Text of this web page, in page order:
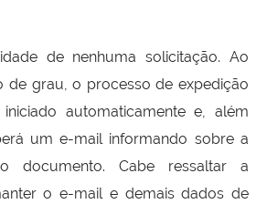
de nenhuma solicitação. Ao
de grau, o processo de expedição
automaticamente e, além
um e-mail informando sobre a
documento. Cabe ressaltar a
o e-mail e demais dados de